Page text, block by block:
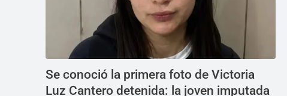
Se conoció la primera foto de Victoria
Luz Cantero detenida: la joven imputada